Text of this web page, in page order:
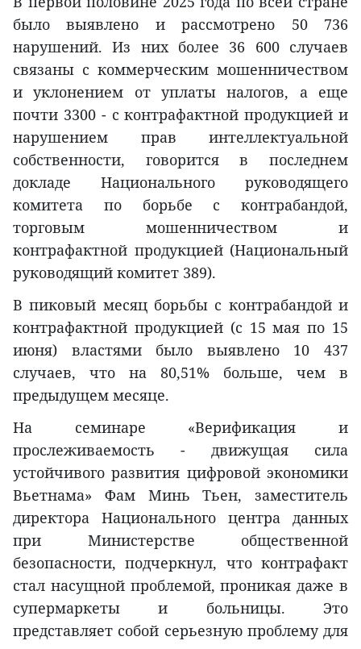
было выявлено и рассмотрено 50 736
нарушений. Из них более 36 600 случаев
связаны с коммерческим мошенничеством
и уклонением от уплаты налогов, а еще
почти 3300 - с контрафактной продукцией и
нарушением прав интеллектуальной
собственности, говорится в последнем
докладе Национального руководящего
комитета по борьбе с контрабандой,
торговым мошенничеством и
контрафактной продукцией (Национальный
руководящий комитет 389).
В пиковый месяц борьбы с контрабандой и
контрафактной продукцией (с 15 мая по 15
июня) властями было выявлено 10 437
случаев, что на 80,51% больше, чем в
предыдущем месяце.
На семинаре «Верификация и
прослеживаемость - движущая сила
устойчивого развития цифровой экономики
Вьетнама» Фам Минь Тьен, заместитель
директора Национального центра данных
при Министерстве общественной
безопасности, подчеркнул, что контрафакт
стал насущной проблемой, проникая даже в
супермаркеты и больницы. Это
представляет собой серьезную проблему для